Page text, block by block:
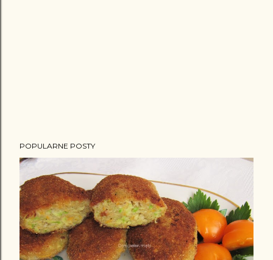
POPULARNE POSTY